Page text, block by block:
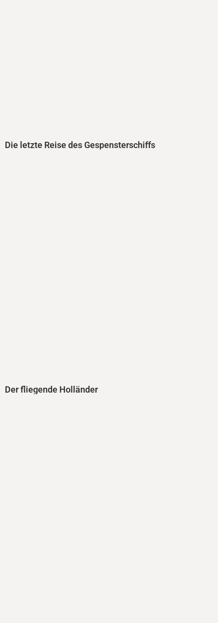
Die letzte Reise des Gespensterschiffs
Der fliegende Holländer